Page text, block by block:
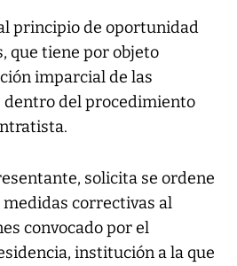
principio de oportunidad
que tiene por objeto
imparcial de las
dentro del procedimiento
solicita se ordene
correctivas al
convocado por el
institución a la que